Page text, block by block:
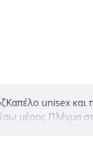
unisex και
μέρος Πλέγμα